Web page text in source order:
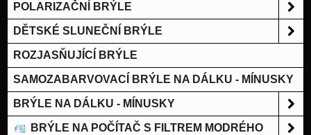
POLARIZAČNÍ BRÝLE
DĚTSKÉ SLUNEČNÍ BRÝLE
ROZJASŇUJÍCÍ BRÝLE
SAMOZABARVOVACÍ BRÝLE NA DÁLKU - MÍNUSKY
BRÝLE NA DÁLKU - MÍNUSKY
BRÝLE NA POČÍTAČ S FILTREM MODRÉHO